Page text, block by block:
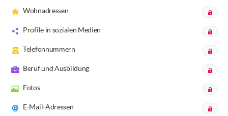
Wohnadressen
Profile in sozialen Medien
Telefonnummern
Beruf und Ausbildung
Fotos
E-Mail-Adressen